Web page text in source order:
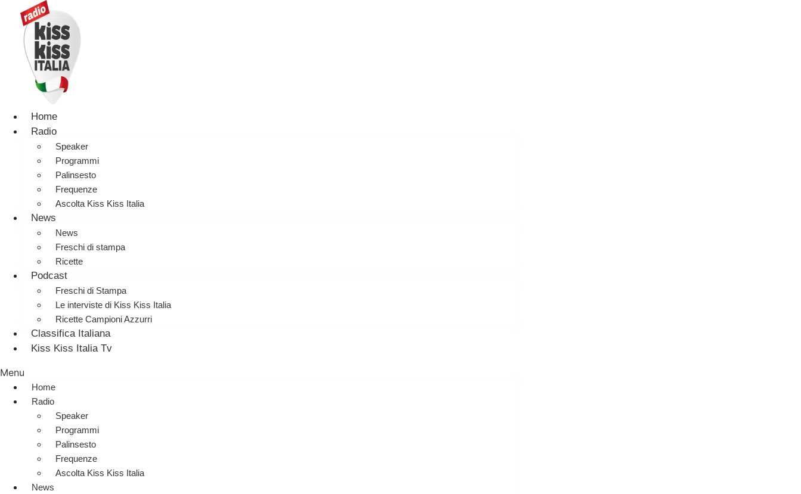
Home
Radio
Speaker
Programmi
Palinsesto
Frequenze
Ascolta Kiss Kiss Italia
News
News
Freschi di stampa
Ricette
Podcast
Freschi di Stampa
Le interviste di Kiss Kiss Italia
Ricette Campioni Azzurri
Classifica Italiana
Kiss Kiss Italia Tv
Menu
Home
Radio
Speaker
Programmi
Palinsesto
Frequenze
Ascolta Kiss Kiss Italia
News